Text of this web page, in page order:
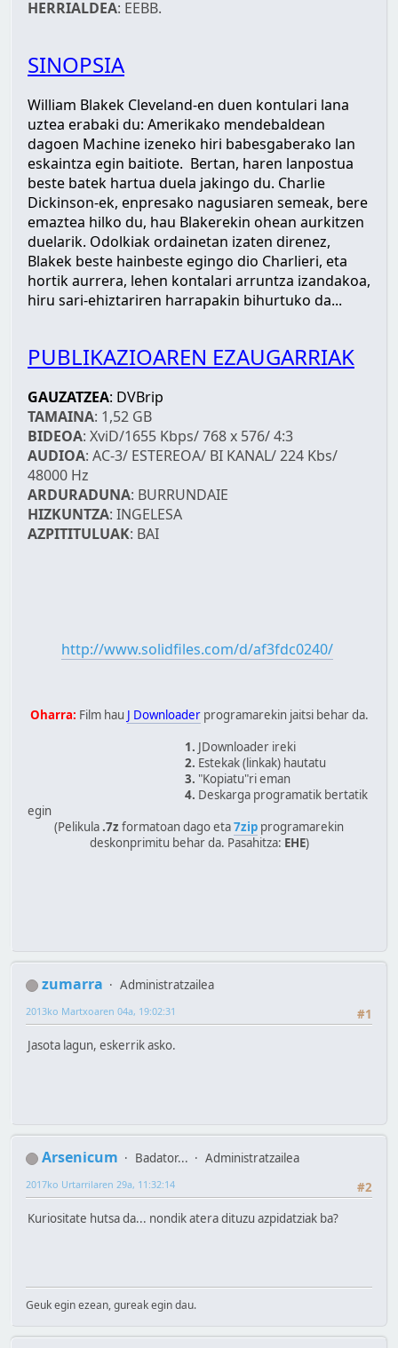
HERRIALDEA: EEBB.
SINOPSIA
William Blakek Cleveland-en duen kontulari lana
uztea erabaki du: Amerikako mendebaldean
dagoen Machine izeneko hiri babesgaberako lan
eskaintza egin baitiote. Bertan, haren lanpostua
beste batek hartua duela jakingo du. Charlie
Dickinson-ek, enpresako nagusiaren semeak, bere
emaztea hilko du, hau Blakerekin ohean aurkitzen
duelarik. Odolkiak ordainetan izaten direnez,
Blakek beste hainbeste egingo dio Charlieri, eta
hortik aurrera, lehen kontalari arruntza izandakoa,
hiru sari-ehiztariren harrapakin bihurtuko da...
PUBLIKAZIOAREN EZAUGARRIAK
GAUZATZEA: DVBrip
TAMAINA: 1,52 GB
BIDEOA: XviD/1655 Kbps/ 768 x 576/ 4:3
AUDIOA: AC-3/ ESTEREOA/ BI KANAL/ 224 Kbs/
48000 Hz
ARDURADUNA: BURRUNDAIE
HIZKUNTZA: INGELESA
AZPITITULUAK: BAI
http://www.solidfiles.com/d/af3fdc0240/
Oharra: Film hau J Downloaderprogramarekin jaitsi behar da.
1. JDownloader ireki
2. Estekak (linkak) hautatu
3. "Kopiatu"ri eman
4. Deskarga programatik bertatik
egin
(Pelikula .7z formatoan dago eta7zip programarekin
deskonprimitu behar da. Pasahitza: EHE)
zumarra
Administratzailea
#1
2013ko Martxoaren 04a, 19:02:31
Jasota lagun, eskerrik asko.
Arsenicum Badator...
Administratzailea
#2
2017ko Urtarrilaren 29a, 11:32:14
Kuriositate hutsa da... nondik atera dituzu azpidatziak ba?
Geuk egin ezean, gureak egin dau.